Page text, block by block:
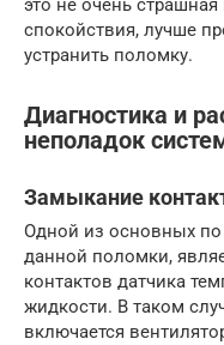
это не очень
спокойствия, лучше
устранить поломку.
Диагностика и
неполадок
Замыкание
Одной из основных по
данной поломки,
контактов датчика
жидкости. В таком
включается